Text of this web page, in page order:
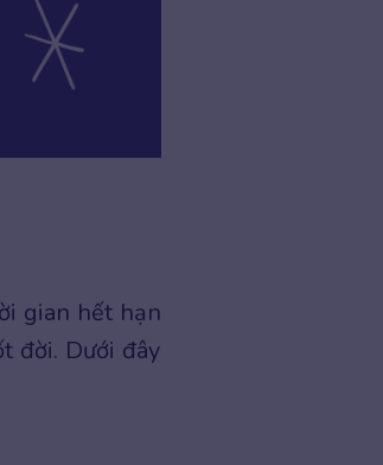
gian hết hạn
đời. Dưới đây